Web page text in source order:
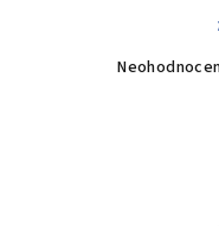
Průměrné